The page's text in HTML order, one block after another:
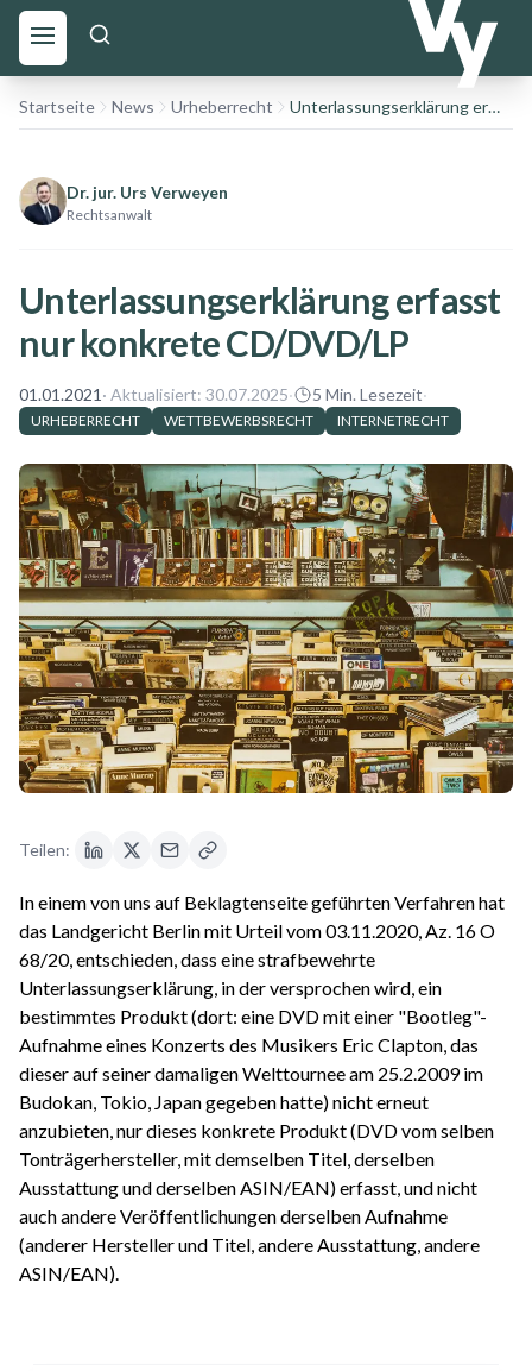
Startseite News Urheberrecht Unterlassungserklärung erfasst nur konkrete CD/DVD/LP
Dr. jur. Urs Verweyen
Rechtsanwalt
Unterlassungserklärung erfasst
nur konkrete CD/DVD/LP
01.01.2021 · Aktualisiert: 30.07.2025· 5 Min. Lesezeit·
URHEBERRECHT WETTBEWERBSRECHT INTERNETRECHT
Teilen:
In einem von uns auf Beklagtenseite geführten Verfahren hat
das Landgericht Berlin mit Urteil vom 03.11.2020, Az. 16 O
68/20, entschieden, dass eine strafbewehrte
Unterlassungserklärung, in der versprochen wird, ein
bestimmtes Produkt (dort: eine DVD mit einer "Bootleg"-
Aufnahme eines Konzerts des Musikers Eric Clapton, das
dieser auf seiner damaligen Welttournee am 25.2.2009 im
Budokan, Tokio, Japan gegeben hatte) nicht erneut
anzubieten, nur dieses konkrete Produkt (DVD vom selben
Tonträgerhersteller, mit demselben Titel, derselben
Ausstattung und derselben ASIN/EAN) erfasst, und nicht
auch andere Veröffentlichungen derselben Aufnahme
(anderer Hersteller und Titel, andere Ausstattung, andere
ASIN/EAN).